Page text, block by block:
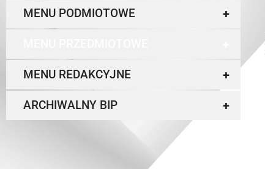
+
MENU PODMIOTOWE
+
MENU REDAKCYJNE
+
ARCHIWALNY BIP